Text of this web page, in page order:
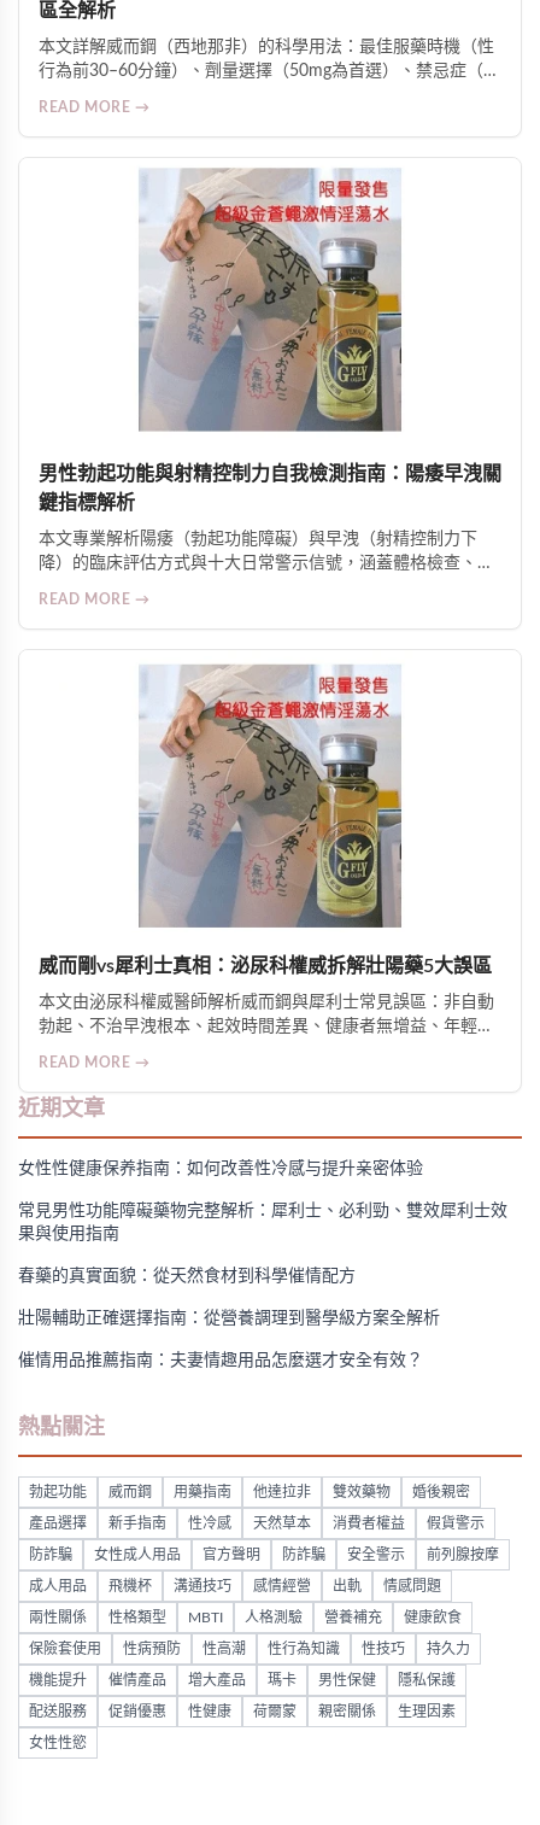
區全解析
本文詳解威而鋼（西地那非）的科學用法：最佳服藥時機（性
行為前30–60分鐘）、劑量選擇（50mg為首選）、禁忌症（如
READ MORE →
男性勃起功能與射精控制力自我檢測指南：陽痿早洩關
鍵指標解析
本文專業解析陽痿（勃起功能障礙）與早洩（射精控制力下
降）的臨床評估方式與十大日常警示信號，涵蓋體格檢查、病
READ MORE →
威而剛vs犀利士真相：泌尿科權威拆解壯陽藥5大誤區
本文由泌尿科權威醫師解析威而鋼與犀利士常見誤區：非自動
勃起、不治早洩根本、起效時間差異、健康者無增益、年輕人
READ MORE →
近期文章
女性性健康保养指南：如何改善性冷感与提升亲密体验
常見男性功能障礙藥物完整解析：犀利士、必利勁、雙效犀利士效
果與使用指南
春藥的真實面貌：從天然食材到科學催情配方
壯陽輔助正確選擇指南：從營養調理到醫學級方案全解析
催情用品推薦指南：夫妻情趣用品怎麼選才安全有效？
熱點關注
勃起功能 威而鋼 用藥指南 他達拉非 雙效藥物 婚後親密
產品選擇 新手指南 性冷感 天然草本 消費者權益 假貨警示
防詐騙 女性成人用品 官方聲明 防詐騙 安全警示 前列腺按摩
成人用品 飛機杯 溝通技巧 感情經營 出軌 情感問題
兩性關係 性格類型 MBTI 人格測驗 營養補充 健康飲食
保險套使用 性病預防 性高潮 性行為知識 性技巧 持久力
機能提升 催情產品 增大產品 瑪卡 男性保健 隱私保護
配送服務 促銷優惠 性健康 荷爾蒙 親密關係 生理因素
女性性慾